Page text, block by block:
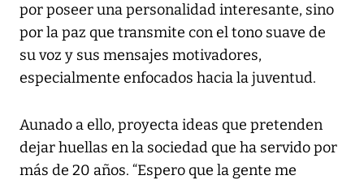
por poseer una personalidad interesante, sino
por la paz que transmite con el tono suave de
su voz y sus mensajes motivadores,
especialmente enfocados hacia la juventud.
Aunado a ello, proyecta ideas que pretenden
dejar huellas en la sociedad que ha servido por
más de 20 años. “Espero que la gente me